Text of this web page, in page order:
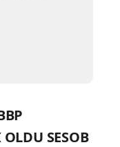
OLDU SESOB